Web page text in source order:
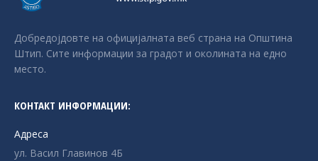
Добредојдовте на официјалната веб страна на Општина
Штип. Сите информации за градот и околината на едно
место.
КОНТАКТ ИНФОРМАЦИИ:
Адреса
ул. Васил Главинов 4Б